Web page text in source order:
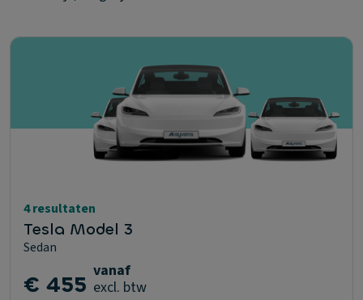
4 resultaten
Tesla Model 3
Sedan
€ 455 vanaf
excl. btw